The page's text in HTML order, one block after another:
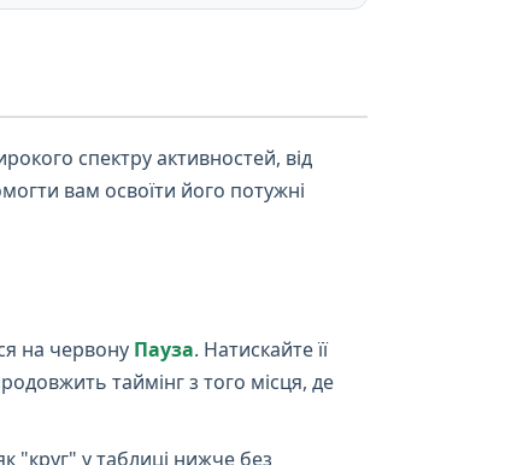
спектру активностей, від
вам освоїти його потужні
на червону Пауза. Натискайте її
таймінг з того місця, де
"круг" у таблиці нижче без